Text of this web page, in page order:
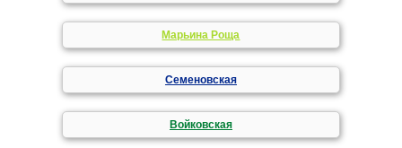
Марьина Роща
Семеновская
Войковская